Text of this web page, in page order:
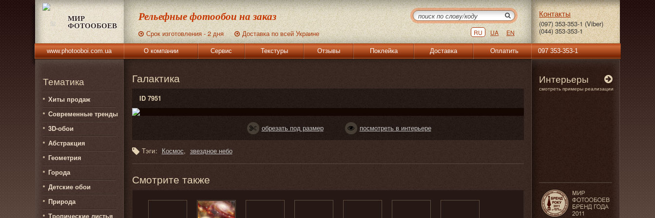
МИР
ФОТООБОЕВ
Рельефные фотообои на заказ
Срок изготовления - 2 дня Доставка по всей Украине RU UA EN
Контакты
(097) 353-353-1 (Viber)
(044) 353-353-1
www.photooboi.com.ua О компании Сервис Текстуры Отзывы Поклейка Доставка Оплатить 097 353-353-1
Тематика
Хиты продаж
Современные тренды
3D-обои
Абстракция
Геометрия
Города
Детские обои
Природа
Тропические листья
Галактика
ID 7951
обрезать под размер посмотреть в интерьере
Тэги: Космос звездное небо
Смотрите также
Интерьеры
смотреть примеры реализации